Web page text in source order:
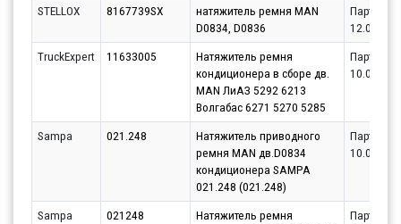
STELLOX
8167739SX
натяжитель ремня MAN
D0834, D0836
Партнёр
TruckExpert
11633005
Натяжитель ремня
кондиционера в сборе дв.
MAN ЛиАЗ 5292 6213
Волгабас 6271 5270 5285
Партнёр
Sampa 021.248
Натяжитель приводного
ремня MAN дв.D0834
кондиционера SAMPA
021.248 (021.248)
Партнёр
Sampa 021248
Натяжитель ремня
Партнёр